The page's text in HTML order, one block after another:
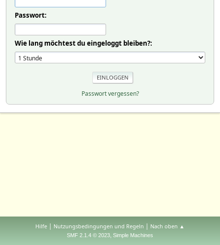
Passwort:
Wie lang möchtest du eingeloggt bleiben?:
Passwort vergessen?
Hilfe | Nutzungsbedingungen und Regeln | Nach oben ▲
SMF 2.1.4 © 2023, Simple Machines